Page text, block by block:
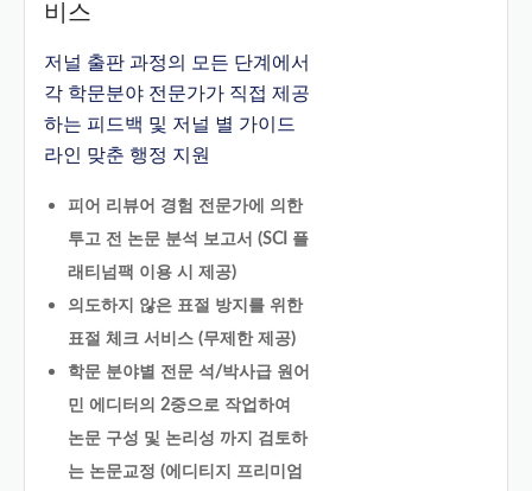
비스
저널 출판 과정의 모든 단계에서
각 학문분야 전문가가 직접 제공
하는 피드백 및 저널 별 가이드
라인 맞춘 행정 지원
피어 리뷰어 경험 전문가에 의한
투고 전 논문 분석 보고서 (SCI 플
래티넘팩 이용 시 제공)
의도하지 않은 표절 방지를 위한
표절 체크 서비스 (무제한 제공)
학문 분야별 전문 석/박사급 원어
민 에디터의 2중으로 작업하여
논문 구성 및 논리성 까지 검토하
는 논문교정 (에디티지 프리미엄